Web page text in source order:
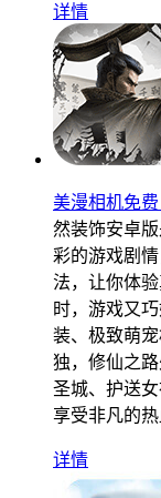
详情
美漫相机免
然装饰安卓
彩的游戏剧
法，让你体
时，游戏又
装、极致萌
独，修仙之
圣城、护送
享受非凡的热
详情